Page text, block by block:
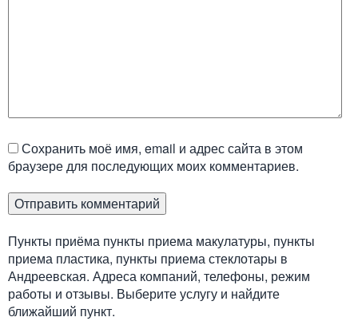
Сохранить моё имя, email и адрес сайта в этом
браузере для последующих моих комментариев.
Пункты приёма пункты приема макулатуры, пункты
приема пластика, пункты приема стеклотары в
Андреевская. Адреса компаний, телефоны, режим
работы и отзывы. Выберите услугу и найдите
ближайший пункт.